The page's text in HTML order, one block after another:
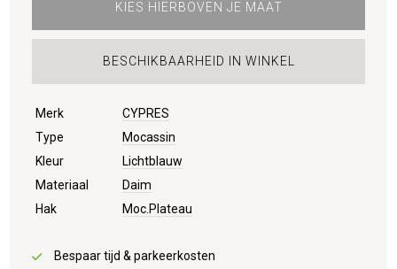
KIES HIERBOVEN JE MAAT
BESCHIKBAARHEID IN WINKEL
Merk
CYPRES
Type
Mocassin
Kleur
Lichtblauw
Materiaal
Daim
Hak
Moc.Plateau
Bespaar tijd & parkeerkosten